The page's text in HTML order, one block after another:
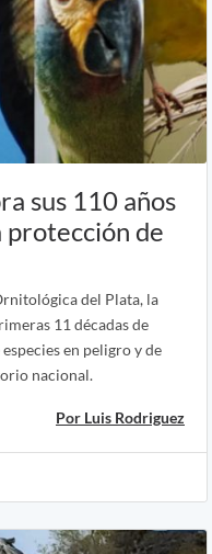
sus 110 años
protección de
del Plata, la
11 décadas de
en peligro y de
nacional.
Por Luis Rodriguez